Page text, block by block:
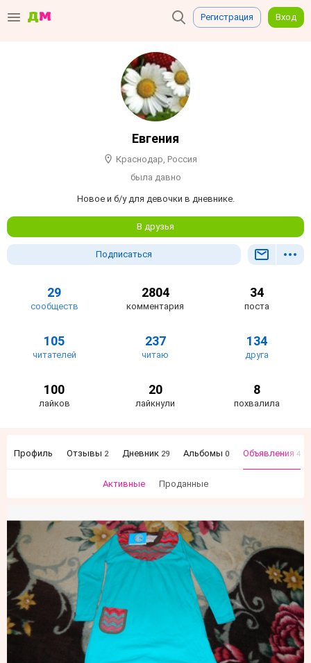
Регистрация Вход
Евгения
Краснодар, Россия
была давно
Новое и б/у для девочки в дневнике.
В друзья
Подписаться
29
сообществ
2804
комментария
34
поста
105
читателей
237
читаю
134
друга
100
лайков
20
лайкнули
8
похвалила
Профиль Отзывы 2 Дневник 29 Альбомы 0 Объявления 4
Активные Проданные